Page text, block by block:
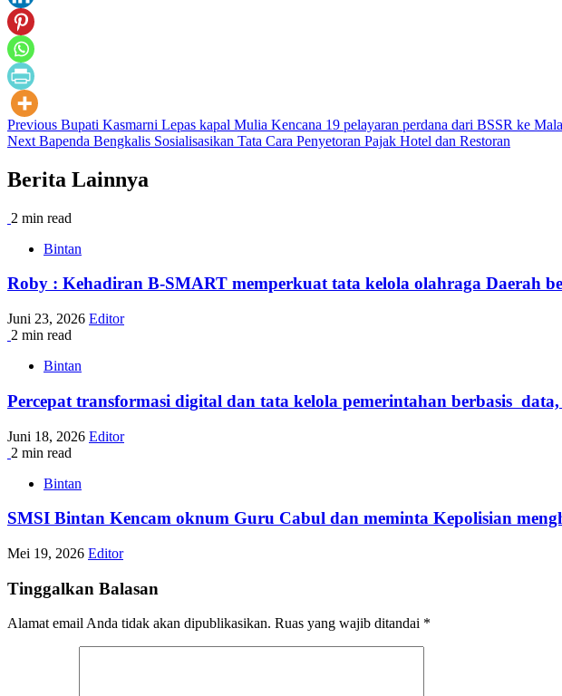
Post
navigation
Previous Bupati Kasmarni Lepas kapal Mulia Kencana 19 pelayaran perdana dari BSSR ke
Next Bapenda Bengkalis Sosialisasikan Tata Cara Penyetoran Pajak Hotel dan Restoran
Berita Lainnya
2 min read
Bintan
Roby : Kehadiran B-SMART memperkuat tata kelola olahraga Daerah
Juni 23, 2026 Editor
2 min read
Bintan
Percepat transformasi digital dan tata kelola pemerintahan berbasis
Juni 18, 2026 Editor
2 min read
Bintan
SMSI Bintan Kencam oknum Guru Cabul dan meminta Kepolisian
Mei 19, 2026 Editor
Tinggalkan Balasan
Alamat email Anda tidak akan dipublikasikan. Ruas yang wajib ditandai *